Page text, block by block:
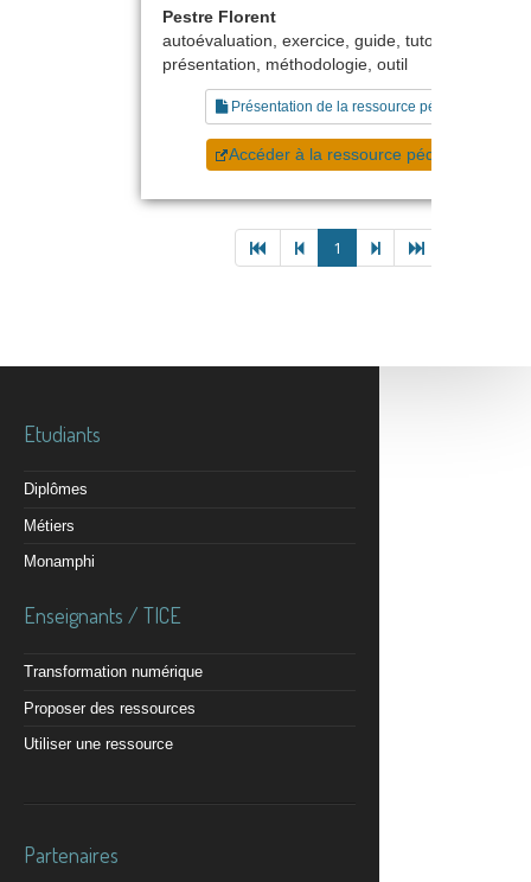
Pestre Florent
autoévaluation, exercice, guide, tutoriel, cours /
présentation, méthodologie, outil
Présentation de la ressource pédagogique
Accéder à la ressource pédagogique
1
Etudiants
Diplômes
Métiers
Monamphi
Enseignants / TICE
Transformation numérique
Proposer des ressources
Utiliser une ressource
Partenaires